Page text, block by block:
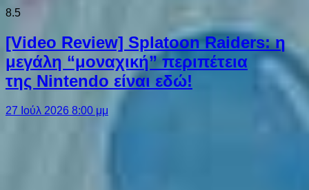
8.5
[Video Review] Splatoon Raiders: η
μεγάλη “μοναχική” περιπέτεια
της Nintendo είναι εδώ!
27 Ιούλ 2026 8:00 μμ